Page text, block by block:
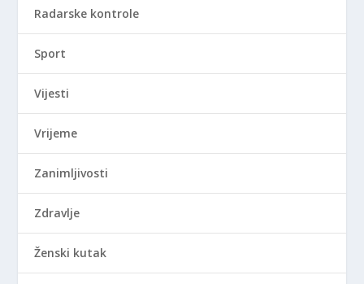
Radarske kontrole
Sport
Vijesti
Vrijeme
Zanimljivosti
Zdravlje
Ženski kutak